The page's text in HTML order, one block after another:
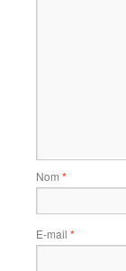
Nom *
E-mail *